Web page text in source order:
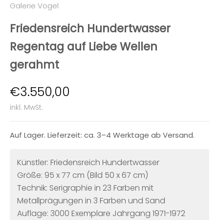
Galerie Vogel
Friedensreich Hundertwasser
Regentag auf Liebe Wellen
gerahmt
Angebot
€3.550,00
inkl. MwSt.
Auf Lager. Lieferzeit: ca. 3–4 Werktage ab Versand.
Künstler: Friedensreich Hundertwasser
Größe: 95 x 77 cm (Bild 50 x 67 cm)
Technik: Serigraphie in 23 Farben mit
Metallprägungen in 3 Farben und Sand
Auflage: 3000 Exemplare Jahrgang 1971-1972